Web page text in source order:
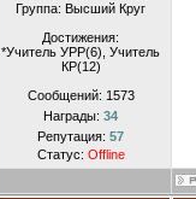
Группа: Высший Круг
Достижения:
*Учитель УРР(6), Учитель
КР(12)
Сообщений: 1573
Награды: 34
Репутация: 57
Статус: Offline